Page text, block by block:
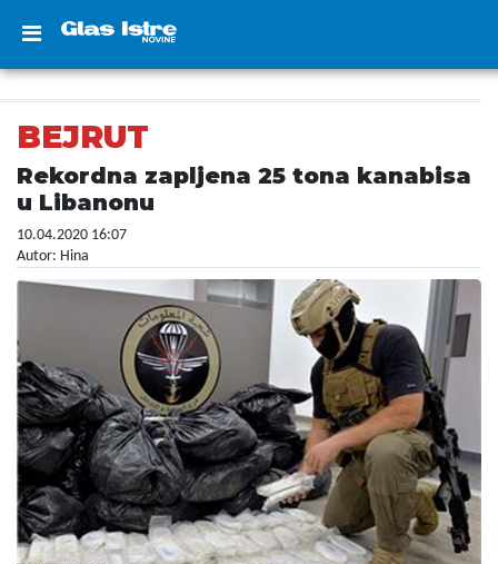
BEJRUT
Rekordna zapljena 25 tona kanabisa
u Libanonu
10.04.2020 16:07
Autor: Hina